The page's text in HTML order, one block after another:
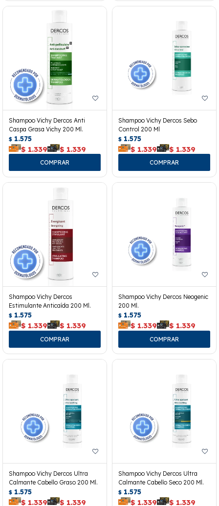
Shampoo Vichy Dercos Anti
Caspa Grasa Vichy 200 Ml.
$ 1.575
$ 1.339 $ 1.339
Shampoo Vichy Dercos Sebo
Control 200 Ml
$ 1.575
$ 1.339 $ 1.339
Shampoo Vichy Dercos
Estimulante Anticaída 200 Ml.
$ 1.575
$ 1.339 $ 1.339
Shampoo Vichy Dercos Neogenic
200 Ml.
$ 1.575
$ 1.339 $ 1.339
Shampoo Vichy Dercos Ultra
Calmante Cabello Graso 200 Ml.
$ 1.575
$ 1.339 $ 1.339
Shampoo Vichy Dercos Ultra
Calmante Cabello Seco 200 Ml.
$ 1.575
$ 1.339 $ 1.339